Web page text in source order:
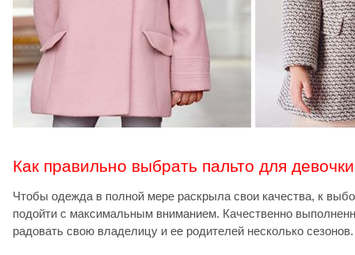
Как правильно выбрать пальто для девочки
Чтобы одежда в полной мере раскрыла свои качества, к
подойти с максимальным вниманием. Качественно
радовать свою владелицу и ее родителей несколько сезонов.